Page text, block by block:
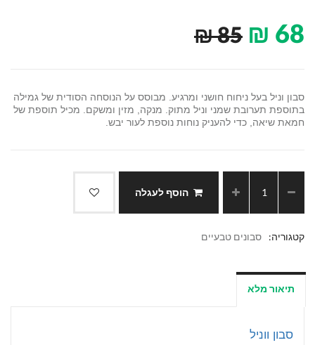
68
₪
85
₪
סבון וניל בעל ניחוח חושני ומרגיע. מבוסס על הנוסחה הסודית של גמילה
בתוספת תערובת שמני וניל מתוק. מנקה, מזין ומשקם. מכיל תוספת של
חמאת שיאה, כדי להעניק נוחות נוספת לעור יבש.
הוסף לעגלה
קטגוריה: סבונים טבעיים
תיאור מלא
סבון ווניל